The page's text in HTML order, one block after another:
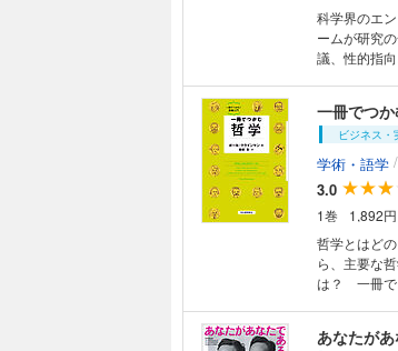
科学界のエ
ームが研究
議、性的指
一冊でつ
ビジネス・
学術・語学 /
3.0
1巻
1,892
哲学とはど
ら、主要な
は？ 一冊で
あなたが